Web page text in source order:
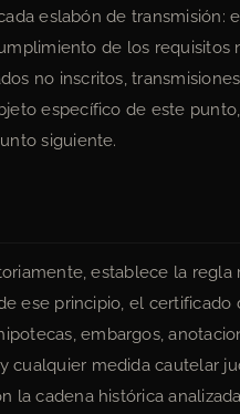
eslabón de transmisión:
de los requisitos
no inscritos,
específico de este
siguiente.
establece la regla
ese principio, el certificado
embargos,
cualquier medida cautelar
la cadena histórica